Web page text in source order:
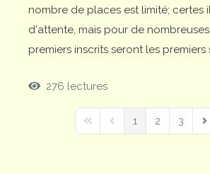
nombre de places est limité; certes
d'attente, mais pour de
premiers inscrits seront les premiers
276 lectures
First PagePrevious Page
1 2 3